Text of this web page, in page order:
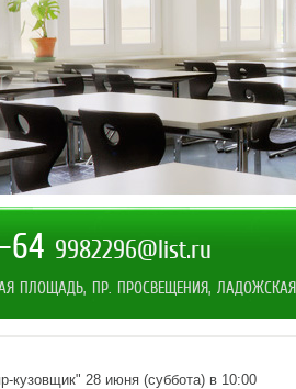
64 9982296@list.ru
ПЛОЩАДЬ, ПР. ПРОСВЕЩЕНИЯ, ЛАДОЖСКАЯ
кузовщик" 28 июня (суббота) в 10:00